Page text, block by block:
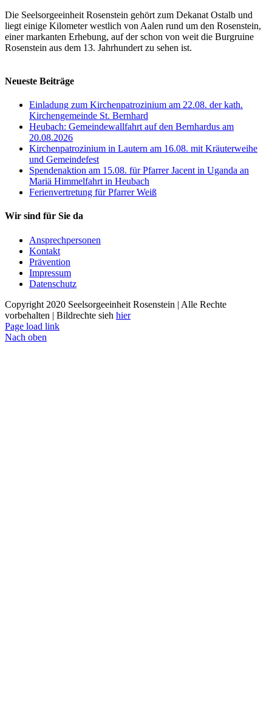
Die Seelsorgeeinheit Rosenstein gehört zum Dekanat Ostalb und
liegt einige Kilometer westlich von Aalen rund um den Rosenstein,
einer markanten Erhebung, auf der schon von weit die Burgruine
Rosenstein aus dem 13. Jahrhundert zu sehen ist.
Neueste Beiträge
Einladung zum Kirchenpatrozinium am 22.08. der kath.
Kirchengemeinde St. Bernhard
Heubach: Gemeindewallfahrt auf den Bernhardus am
20.08.2026
Kirchenpatrozinium in Lautern am 16.08. mit Kräuterweihe
und Gemeindefest
Spendenaktion am 15.08. für Pfarrer Jacent in Uganda an
Mariä Himmelfahrt in Heubach
Ferienvertretung für Pfarrer Weiß
Wir sind für Sie da
Ansprechpersonen
Kontakt
Prävention
Impressum
Datenschutz
Copyright 2020 Seelsorgeeinheit Rosenstein | Alle Rechte
vorbehalten | Bildrechte sieh hier
Page load link
Nach oben